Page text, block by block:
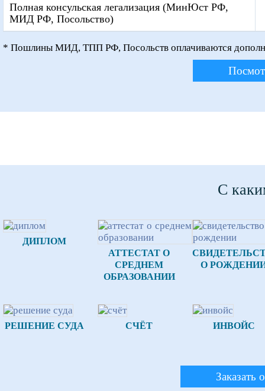
Полная консульская легализация (МинЮст РФ,
МИД РФ, Посольство)
* Пошлины МИД, ТПП РФ, Посольств оплачиваются
С
ДИПЛОМ
АТТЕСТАТ О
СРЕДНЕМ
ОБРАЗОВАНИИ
О
РЕШЕНИЕ СУДА СЧЁТ ИНВОЙС
Заказать